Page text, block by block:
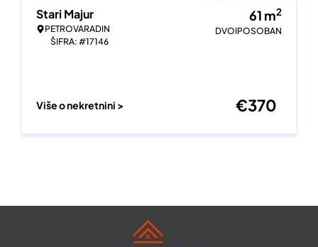
Stari Majur
PETROVARADIN
ŠIFRA: #17146
61 m2
DVOIPOSOBAN
Više o nekretnini > €370